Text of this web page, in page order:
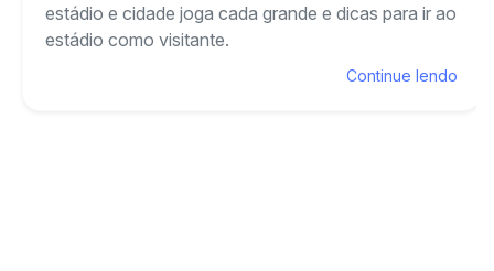
estádio e cidade joga cada grande e dicas para ir ao
estádio como visitante.
Continue lendo